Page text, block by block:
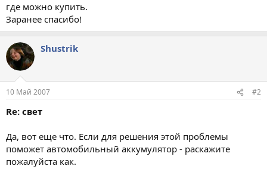
где можно купить.
Заранее спасибо!
Shustrik
10 Май 2007 #2
Re: свет
Да, вот еще что. Если для решения этой проблемы
поможет автомобильный аккумулятор - раскажите
пожалуйста как.